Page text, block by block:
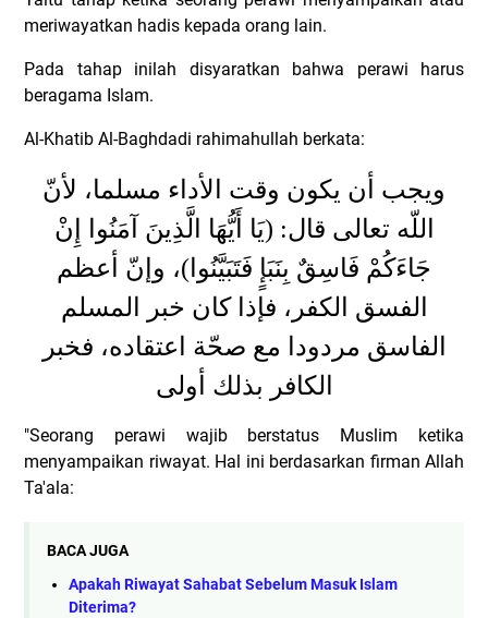
meriwayatkan hadis kepada orang lain.
Pada tahap inilah disyaratkan bahwa perawi harus
beragama Islam.
Al-Khatib Al-Baghdadi rahimahullah berkata:
ويجب أن يكون وقت الأداء مسلما، لأنّ
اللّه تعالى قال: (يَا أَيُّهَا الَّذِينَ آمَنُوا إِنْ
جَاءَكُمْ فَاسِقٌ بِنَبَإٍ فَتَبَيَّنُوا)، وإنّ أعظم
الفسق الكفر، فإذا كان خبر المسلم
الفاسق مردودا مع صحّة اعتقاده، فخبر
الكافر بذلك أولى
"Seorang perawi wajib berstatus Muslim ketika
menyampaikan riwayat. Hal ini berdasarkan firman Allah
Ta'ala:
BACA JUGA
Apakah Riwayat Sahabat Sebelum Masuk Islam
Diterima?